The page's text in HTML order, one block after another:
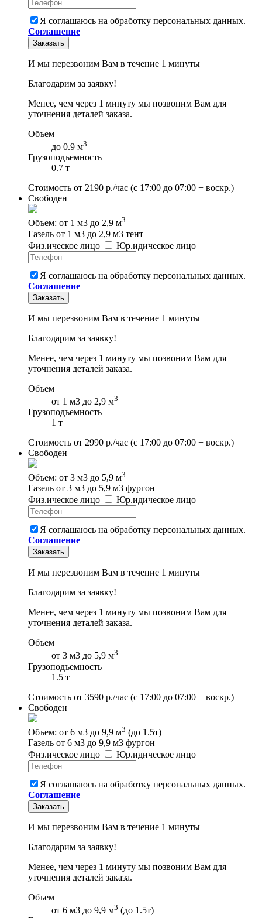
Я соглашаюсь на обработку персональных данных.
Соглашение
Заказать
И мы перезвоним Вам в течение 1 минуты
Благодарим за заявку!
Менее, чем через 1 минуту мы позвоним Вам для
уточнения деталей заказа.
Объем
до 0.9 м3
Грузоподъемность
0.7 т
Стоимость от 2190 р./час (с 17:00 до 07:00 + воскр.)
Свободен
Объем: от 1 м3 до 2,9 м3
Газель от 1 м3 до 2,9 м3 тент
Физ.ическое лицо Юр.идическое лицо
Я соглашаюсь на обработку персональных данных.
Соглашение
Заказать
И мы перезвоним Вам в течение 1 минуты
Благодарим за заявку!
Менее, чем через 1 минуту мы позвоним Вам для
уточнения деталей заказа.
Объем
от 1 м3 до 2,9 м3
Грузоподъемность
1 т
Стоимость от 2990 р./час (с 17:00 до 07:00 + воскр.)
Свободен
Объем: от 3 м3 до 5,9 м3
Газель от 3 м3 до 5,9 м3 фургон
Физ.ическое лицо Юр.идическое лицо
Я соглашаюсь на обработку персональных данных.
Соглашение
Заказать
И мы перезвоним Вам в течение 1 минуты
Благодарим за заявку!
Менее, чем через 1 минуту мы позвоним Вам для
уточнения деталей заказа.
Объем
от 3 м3 до 5,9 м3
Грузоподъемность
1.5 т
Стоимость от 3590 р./час (с 17:00 до 07:00 + воскр.)
Свободен
Объем: от 6 м3 до 9,9 м3 (до 1.5т)
Газель от 6 м3 до 9,9 м3 фургон
Физ.ическое лицо Юр.идическое лицо
Я соглашаюсь на обработку персональных данных.
Соглашение
Заказать
И мы перезвоним Вам в течение 1 минуты
Благодарим за заявку!
Менее, чем через 1 минуту мы позвоним Вам для
уточнения деталей заказа.
Объем
от 6 м3 до 9,9 м3 (до 1.5т)